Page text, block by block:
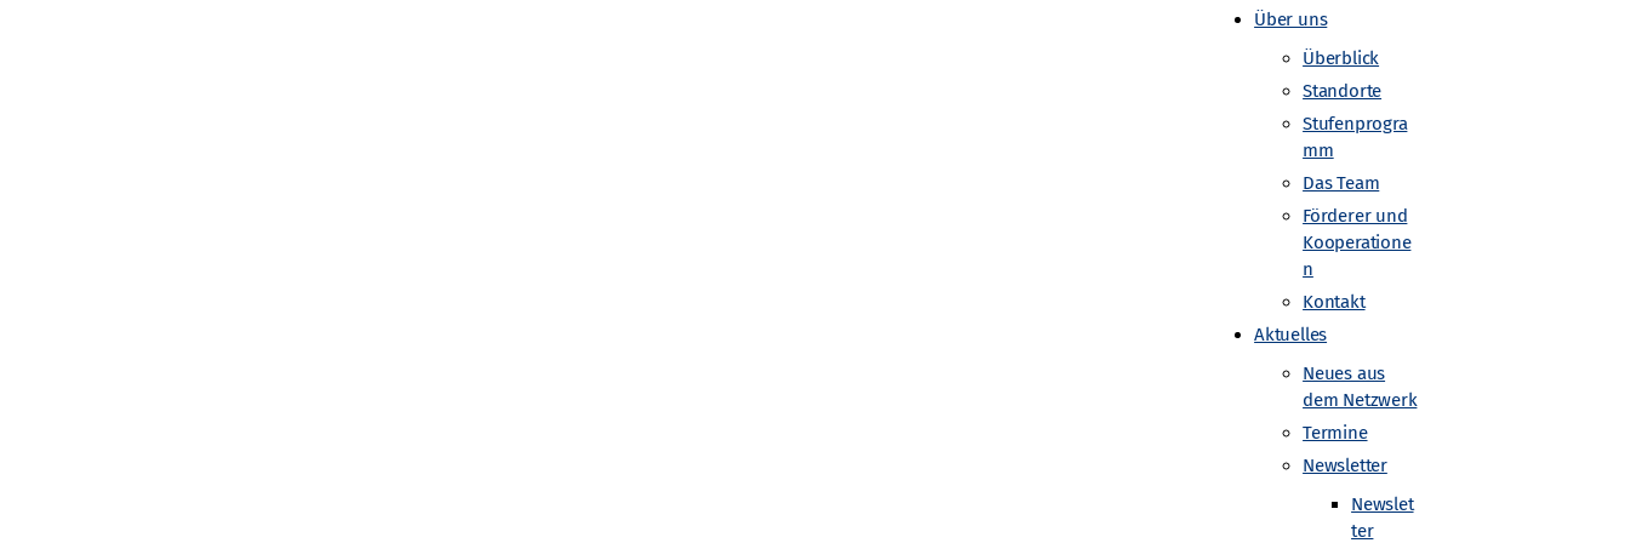
Über uns
Überblick
Standorte
Stufenprogra
mm
Das Team
Förderer und
Kooperatione
n
Kontakt
Aktuelles
Neues aus
dem Netzwerk
Termine
Newsletter
Newslet
ter